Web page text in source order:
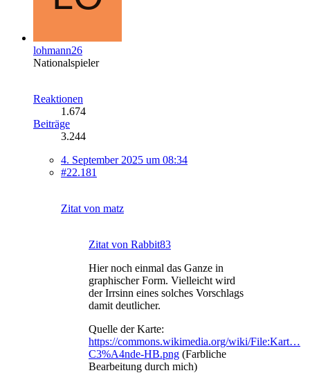
lohmann26
Nationalspieler
Reaktionen
1.674
Beiträge
3.244
4. September 2025 um 08:34
#22.181
Zitat von matz
Zitat von Rabbit83
Hier noch einmal das Ganze in
graphischer Form. Vielleicht wird
der Irrsinn eines solches Vorschlags
damit deutlicher.
Quelle der Karte:
https://commons.wikimedia.org/wiki/File:Kart…
C3%A4nde-HB.png (Farbliche
Bearbeitung durch mich)